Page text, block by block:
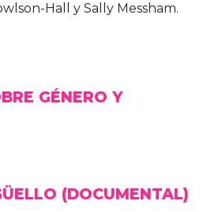
Hall y Sally Messham.
GÉNERO Y
(DOCUMENTAL)